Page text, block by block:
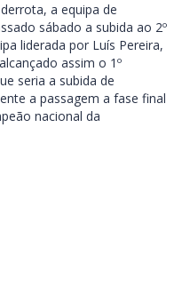
a equipa de
sábado a subida ao 2º
liderada por Luís Pereira,
assim o 1º
seria a subida de
a passagem a fase final
nacional da